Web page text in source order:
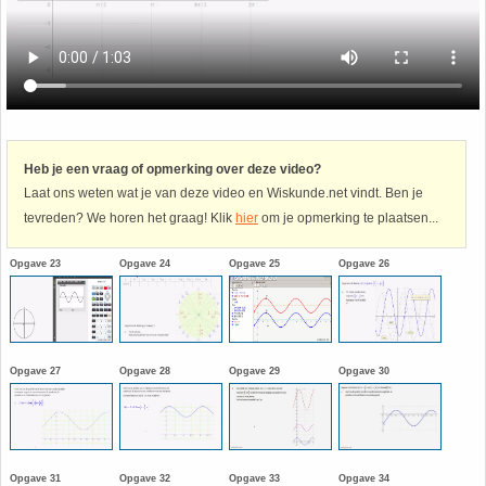
Heb je een vraag of opmerking over deze video?
Laat ons weten wat je van deze video en Wiskunde.net vindt. Ben je
tevreden? We horen het graag! Klik hier om je opmerking te plaatsen...
Opgave 23 Opgave 24 Opgave 25 Opgave 26
Opgave 27 Opgave 28 Opgave 29 Opgave 30
Opgave 31 Opgave 32 Opgave 33 Opgave 34
Havo
HAVO 4A - Hoofdstuk 5 - Lineaire verbanden
HAVO 4B - Hoofdstuk 5 - Machten, exponenten
HAVO 4B - Hoofdstuk 6 - De afgeleide functie
HAVO 5B - Hoofdstuk 7 - Lijnen en cirkels
HAVO 5B - Hoofdstuk 8 - Goniometrie
HAVO 5B - Hoofdstuk 9 - Exponentiële verbanden
9. Het getal van Euler
10. Inhoud bol
13. Inhoud piramide
14. Inhoud prisma
15. Lijn door 2 gegeven punten
16. Logaritmen
17. Machten